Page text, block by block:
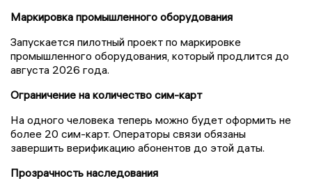
Маркировка промышленного оборудования
Запускается пилотный проект по маркировке
промышленного оборудования, который продлится до
августа 2026 года.
Ограничение на количество сим-карт
На одного человека теперь можно будет оформить не
более 20 сим-карт. Операторы связи обязаны
завершить верификацию абонентов до этой даты.
Прозрачность наследования